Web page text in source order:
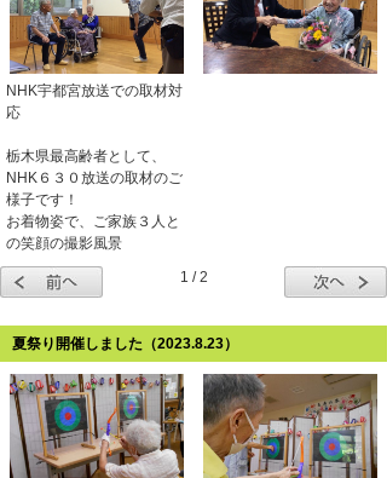
NHK宇都宮放送での取材対
応
栃木県最高齢者として、
NHK６３０放送の取材のご
様子です！
お着物姿で、ご家族３人と
の笑顔の撮影風景
1 / 2
夏祭り開催しました（2023.8.23）